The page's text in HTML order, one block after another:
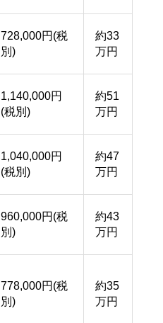
728,000円(税
別)
約33
万円
1,140,000円
(税別)
約51
万円
1,040,000円
(税別)
約47
万円
960,000円(税
別)
約43
万円
778,000円(税
別)
約35
万円